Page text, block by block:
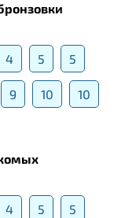
4 5 5
9 10 10
4 5 5